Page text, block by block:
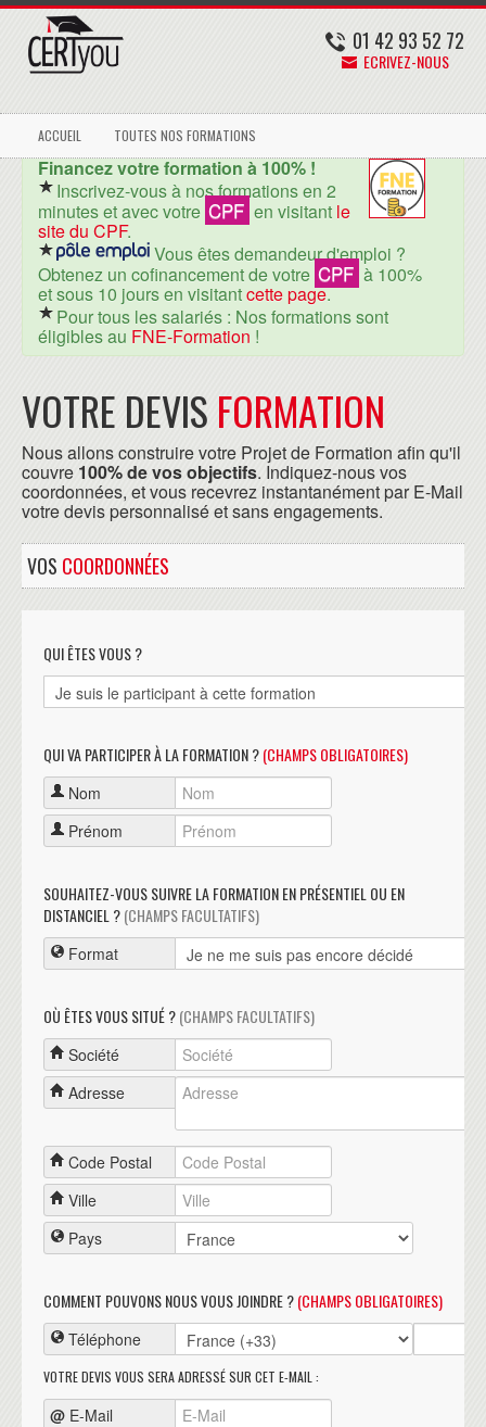
01 42 93 52 72
ECRIVEZ-NOUS
ACCUEIL TOUTES NOS FORMATIONS
Financez votre formation à 100% !
Inscrivez-vous à nos formations en 2
minutes et avec votre CPF en visitant le
site du CPF.
Vous êtes demandeur d'emploi ?
Obtenez un cofinancement de votre CPF à 100%
et sous 10 jours en visitantcette page.
Pour tous les salariés : Nos formations sont
éligibles au FNE-Formation !
VOTRE DEVIS FORMATION
Nous allons construire votre Projet de Formation afin qu'il
couvre 100% de vos objectifs. Indiquez-nous vos
coordonnées, et vous recevrez instantanément par E-Mail
votre devis personnalisé et sans engagements.
VOS COORDONNÉES
QUI ÊTES VOUS ?
QUI VA PARTICIPER À LA FORMATION ?(CHAMPS OBLIGATOIRES)
Nom
Prénom
SOUHAITEZ-VOUS SUIVRE LA FORMATION EN PRÉSENTIEL OU EN
DISTANCIEL ?(CHAMPS FACULTATIFS)
Format
OÙ ÊTES VOUS SITUÉ ?(CHAMPS FACULTATIFS)
Société
Adresse
Code Postal
Ville
Pays
COMMENT POUVONS NOUS VOUS JOINDRE ?(CHAMPS OBLIGATOIRES)
Téléphone
VOTRE DEVIS VOUS SERA ADRESSÉ SUR CET E-MAIL :
@ E-Mail